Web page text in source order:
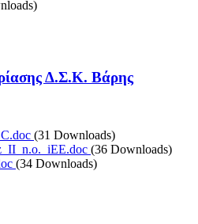
Δ.Σ.Κ. Βάρης
(31 Downloads)
(36 Downloads)
(34 Downloads)